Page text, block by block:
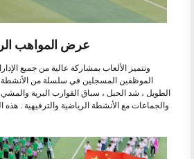
عرض المواهب
الموظفين المسجلين في سلسلة من
الطويل ، شد الحبل ، سباق القوارب البرية والمشي
والجماعات مع الأنشطة الرياضية والترفيهية .